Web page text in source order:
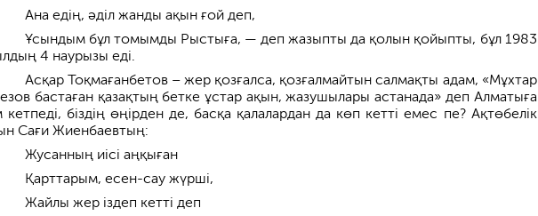
Ана едің, әділ жанды ақын ғой деп,
Ұсындым бұл томымды Рыстыға, — деп жазыпты да қолын қойыпты, бұл 1983
4 наурызы еді.
Асқар Тоқмағанбетов – жер қозғалса, қозғалмайтын салмақты адам, «Мұхтар
бастаған қазақтың бетке ұстар ақын, жазушылары астанада» деп Алматыға
кетпеді, біздің өңірден де, басқа қалалардан да көп кетті емес пе? Ақтөбелік
Сағи Жиенбаевтың:
Жусанның иісі аңқыған
Қарттарым, есен-сау жүрші,
Жайлы жер іздеп кетті деп